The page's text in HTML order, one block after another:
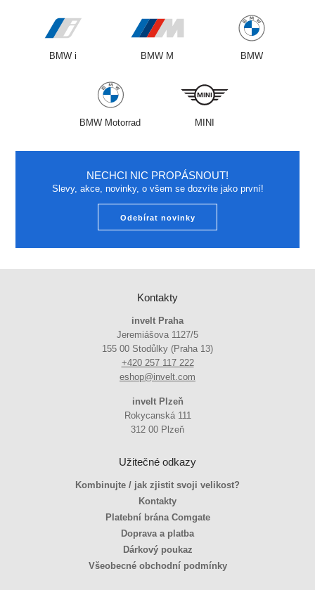
BMW i BMW M BMW
BMW Motorrad MINI
NECHCI NIC PROPÁSNOUT!
Slevy, akce, novinky, o všem se dozvíte jako první!
Odebírat novinky
Kontakty
invelt Praha
Jeremiášova 1127/5
155 00 Stodůlky (Praha 13)
+420 257 117 222
eshop@invelt.com
invelt Plzeň
Rokycanská 111
312 00 Plzeň
Užitečné odkazy
Kombinujte / jak zjistit svoji velikost?
Kontakty
Platební brána Comgate
Doprava a platba
Dárkový poukaz
Všeobecné obchodní podmínky